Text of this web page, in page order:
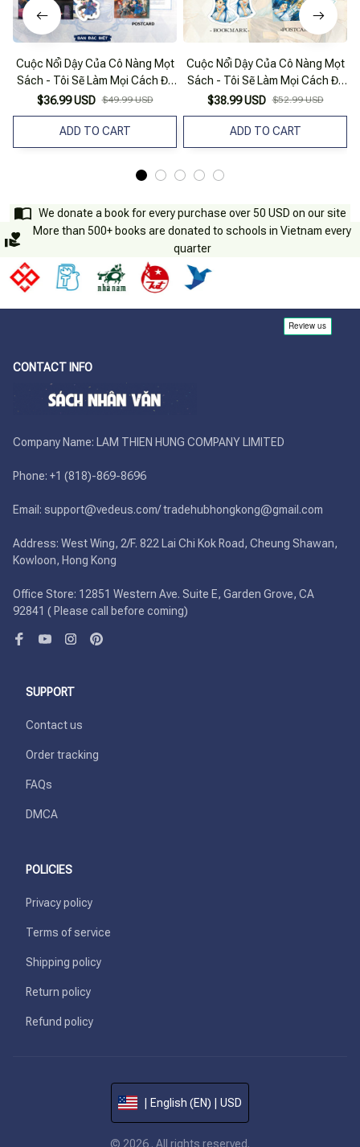
Cuộc Nổi Dậy Của Cô Nàng Mọt
Sách - Tôi Sẽ Làm Mọi Cách Để
Trở Thành Thủ Thư - Phần 2.1 -
Vu Nữ Tập Sự Của Thần Điện I -
Bản Đặc Biệt - Tặng Kèm
Bookmark + Postcard + Card Lụa
$36.99 USD $49.99 USD
ADD TO CART
Cuộc Nổi Dậy Của Cô Nàng Mọt
Sách - Tôi Sẽ Làm Mọi Cách Để
Trở Thành Thủ Thư - Phần 1.3 -
Con Gái Của Người Lính III -
Tặng Kèm Postcard + Bookmark
$38.99 USD $52.99 USD
ADD TO CART
We donate a book for every purchase over 50 USD on our site
More than 500+ books are donated to schools in Vietnam every
quarter
CONTACT INFO
Company Name: LAM THIEN HUNG COMPANY LIMITED
Phone: +1 (818)-869-8696
Email: support@vedeus.com/ tradehubhongkong@gmail.com
Address: West Wing, 2/F. 822 Lai Chi Kok Road, Cheung Shawan,
Kowloon, Hong Kong
Office Store: 12851 Western Ave. Suite E, Garden Grove, CA
92841 ( Please call before coming)
SUPPORT
Contact us
Order tracking
FAQs
DMCA
POLICIES
Privacy policy
Terms of service
Shipping policy
Return policy
Refund policy
| English (EN) | USD
© 2026 . All rights reserved.